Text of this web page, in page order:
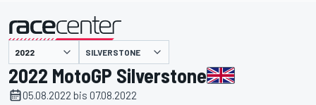
SILVERSTONE
2022 MotoGP Silverstone
05.08.2022 bis 07.08.2022